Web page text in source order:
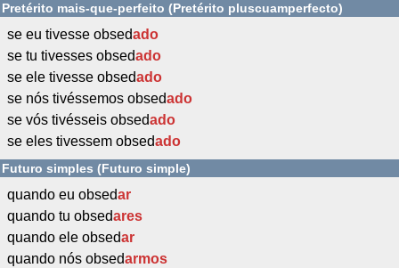
Pretérito mais-que-perfeito (Pretérito pluscuamperfecto)
se eu tivesse obsedado
se tu tivesses obsedado
se ele tivesse obsedado
se nós tivéssemos obsedado
se vós tivésseis obsedado
se eles tivessem obsedado
Futuro simples (Futuro simple)
quando eu obsedar
quando tu obsedares
quando ele obsedar
quando nós obsedarmos